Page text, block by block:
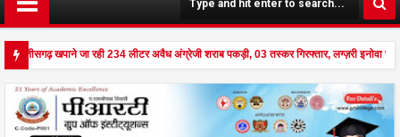
खपाने जा रही 234 लीटर अवैध अंग्रेजी शराब पकड़ी, 03 तस्कर गिरफ्तार, लग्ज़री इनोवा
दहला अनूपपुर - घर पर किसान व नौकरानी का मिला रक्तरंजित शव, पत्नी गंभीर घायल में मेडिकल रेफर